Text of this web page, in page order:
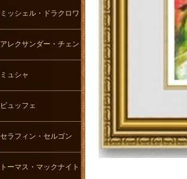
ミッシェル・ドラクロワ
アレクサンダー・チェン
ミュシャ
ビュッフェ
セラフィン・セルゴン
トーマス・マックナイト